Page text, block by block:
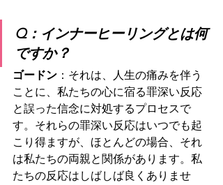
Q：インナーヒーリングとは何
ですか？
ゴードン ：それは、人生の痛みを伴う
ことに、私たちの心に宿る罪深い反応
と誤った信念に対処するプロセスで
す。それらの罪深い反応はいつでも起
こり得ますが、ほとんどの場合、それ
は私たちの両親と関係があります。私
たちの反応はしばしば良くありませ